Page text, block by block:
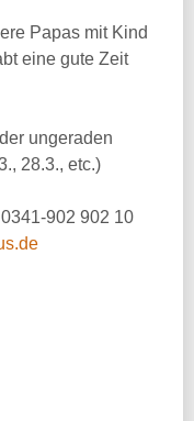
Papas mit Kind
eine gute Zeit
ungeraden
28.3., etc.)
902 902 10